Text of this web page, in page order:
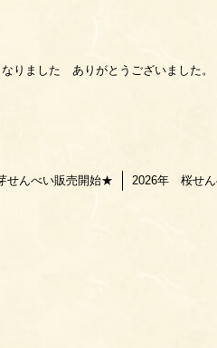
りました ありがとうございました。
せんべい販売開始★ 2026年 桜せん